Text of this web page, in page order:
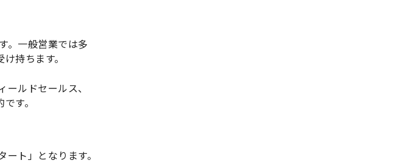
。一般営業では多
持ちます。
ルドセールス、
す。
ト」となります。